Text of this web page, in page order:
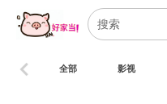
全部 影视
chevron_left